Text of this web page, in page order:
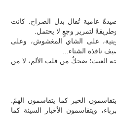
عامية تُقال بدل الصراخ. كانت
لتمرير وجعٍ لا يحتمل.
على الشاي المغشوش، وعلى
نافذة الشتاء...
العبث؛ ضحكٌ من قلب الألم، لا من
الخبز كما يتقاسمون الهمّ.
ويتقاسمون الأخبار السيئة كما